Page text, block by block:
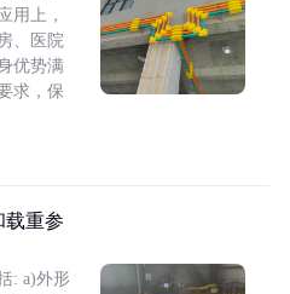
用上，
、医院
优势满
求，保
载重参
: a)外形